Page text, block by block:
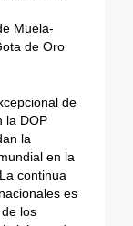
Muela-
de Oro
de
la DOP
la
en la
continua
es
los